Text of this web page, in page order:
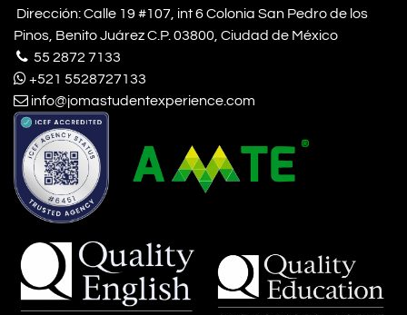
Dirección: Calle 19 #107, int 6 Colonia San Pedro de los
Pinos, Benito Juárez C.P. 03800, Ciudad de México
55 2872 7133
+521 5528727133
info@jomastudentexperience.com